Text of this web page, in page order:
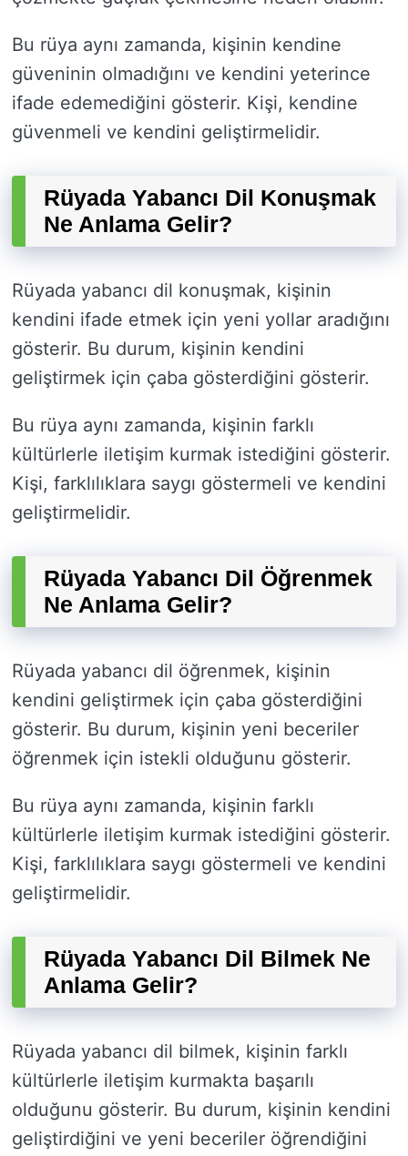
Bu rüya aynı zamanda, kişinin kendine
güveninin olmadığını ve kendini yeterince
ifade edemediğini gösterir. Kişi, kendine
güvenmeli ve kendini geliştirmelidir.
Rüyada Yabancı Dil Konuşmak
Ne Anlama Gelir?
Rüyada yabancı dil konuşmak, kişinin
kendini ifade etmek için yeni yollar aradığını
gösterir. Bu durum, kişinin kendini
geliştirmek için çaba gösterdiğini gösterir.
Bu rüya aynı zamanda, kişinin farklı
kültürlerle iletişim kurmak istediğini gösterir.
Kişi, farklılıklara saygı göstermeli ve kendini
geliştirmelidir.
Rüyada Yabancı Dil Öğrenmek
Ne Anlama Gelir?
Rüyada yabancı dil öğrenmek, kişinin
kendini geliştirmek için çaba gösterdiğini
gösterir. Bu durum, kişinin yeni beceriler
öğrenmek için istekli olduğunu gösterir.
Bu rüya aynı zamanda, kişinin farklı
kültürlerle iletişim kurmak istediğini gösterir.
Kişi, farklılıklara saygı göstermeli ve kendini
geliştirmelidir.
Rüyada Yabancı Dil Bilmek Ne
Anlama Gelir?
Rüyada yabancı dil bilmek, kişinin farklı
kültürlerle iletişim kurmakta başarılı
olduğunu gösterir. Bu durum, kişinin kendini
geliştirdiğini ve yeni beceriler öğrendiğini